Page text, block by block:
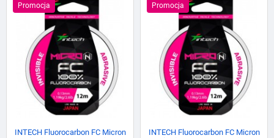
Promocja
INTECH Fluorocarbon FC Micron
Promocja
INTECH Fluorocarbon FC Micron